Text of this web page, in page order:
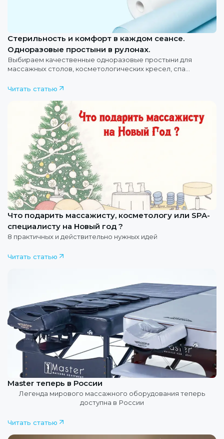
Стерильность и комфорт в каждом сеансе.
Одноразовые простыни в рулонах.
Выбираем качественные одноразовые простыни для
массажных столов, косметологических кресел, спа
Читать статью
Что подарить массажисту, косметологу или SPA-
специалисту на Новый год ?
8 практичных и действительно нужных идей
Читать статью
Master теперь в России
Легенда мирового массажного оборудования теперь
доступна в России
Читать статью